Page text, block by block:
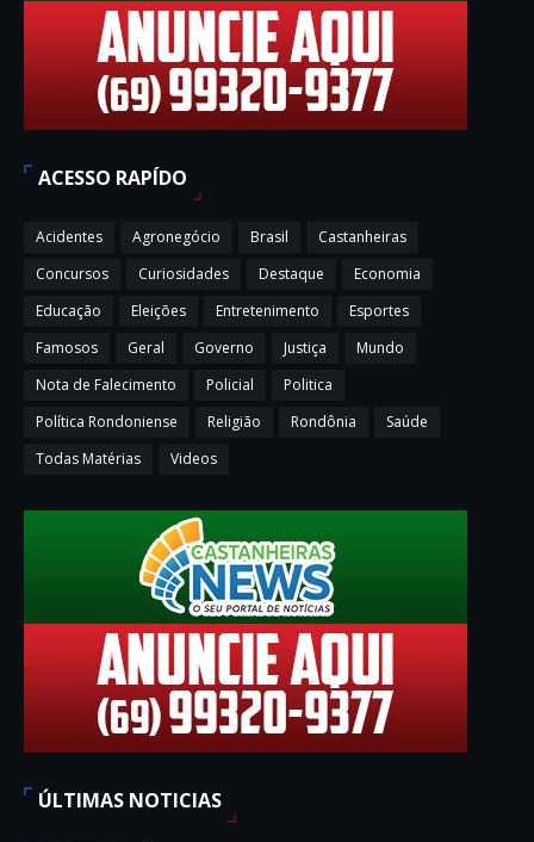
ACESSO RAPÍDO
Acidentes Agronegócio Brasil
Castanheiras
Concursos
Curiosidades Destaque
Economia
Educação
Eleições Entretenimento
Esportes
Famosos
Geral Governo Justiça
Mundo
Nota de Falecimento
Policial
Politica
Política Rondoniense
Religião Rondônia
Saúde
Todas Matérias
Videos
ÚLTIMAS NOTICIAS